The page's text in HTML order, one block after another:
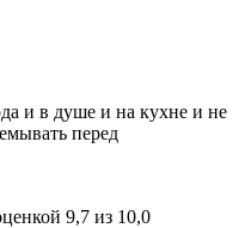
и в душе и на кухне и не
перед
9,7 из 10,0